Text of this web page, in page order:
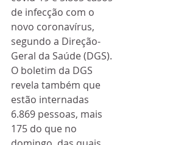
de infecção com o
novo coronavírus,
segundo a Direção-
Geral da Saúde (DGS).
O boletim da DGS
revela também que
estão internadas
6.869 pessoas, mais
175 do que no